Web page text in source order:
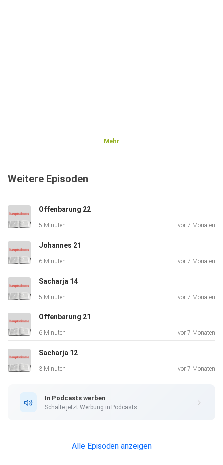
Mehr
Weitere Episoden
Offenbarung 22
5 Minuten vor 7 Monaten
Johannes 21
6 Minuten vor 7 Monaten
Sacharja 14
5 Minuten vor 7 Monaten
Offenbarung 21
6 Minuten vor 7 Monaten
Sacharja 12
3 Minuten vor 7 Monaten
In Podcasts werben
Schalte jetzt Werbung in Podcasts.
Alle Episoden anzeigen